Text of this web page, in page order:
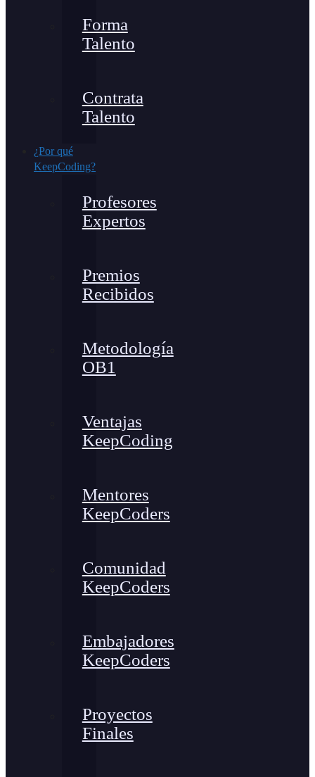
Forma
Talento
Contrata
Talento
¿Por qué
KeepCoding?
Profesores
Expertos
Premios
Recibidos
Metodología
OB1
Ventajas
KeepCoding
Mentores
KeepCoders
Comunidad
KeepCoders
Embajadores
KeepCoders
Proyectos
Finales